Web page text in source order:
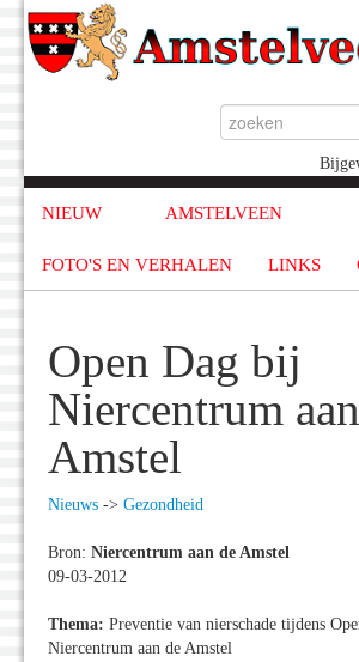
NIEUW AMSTELVEEN
FOTO'S EN VERHALEN LINKS
Open Dag bij
Niercentrum
Amstel
Nieuws -> Gezondheid
Bron: Niercentrum aan de Amstel
09-03-2012
Thema: Preventie van nierschade tijdens
Niercentrum aan de Amstel